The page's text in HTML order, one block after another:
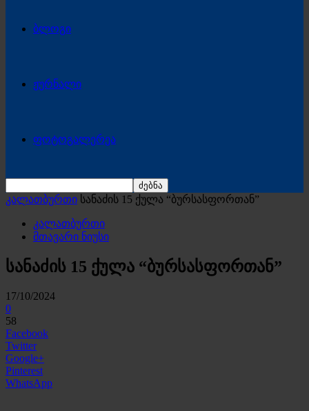
ბლოგი
ჟურნალი
ფოტოგალერეა
კალათბურთი სანაძის 15 ქულა “ბურსასფორთან”
კალათბურთი
მთავარი ნიუსი
სანაძის 15 ქულა “ბურსასფორთან”
17/10/2024
0
58
Facebook
Twitter
Google+
Pinterest
WhatsApp